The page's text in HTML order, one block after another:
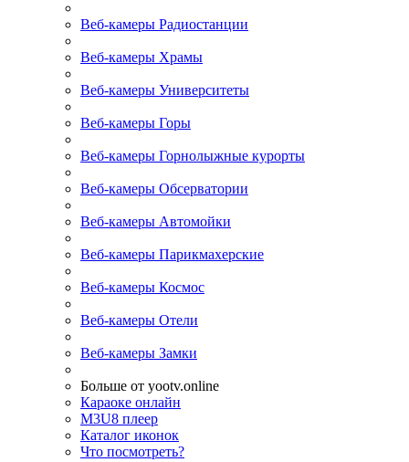
Веб-камеры Радиостанции
Веб-камеры Храмы
Веб-камеры Университеты
Веб-камеры Горы
Веб-камеры Горнолыжные курорты
Веб-камеры Обсерватории
Веб-камеры Автомойки
Веб-камеры Парикмахерские
Веб-камеры Космос
Веб-камеры Отели
Веб-камеры Замки
Больше от yootv.online
Караоке онлайн
M3U8 плеер
Каталог иконок
Что посмотреть?